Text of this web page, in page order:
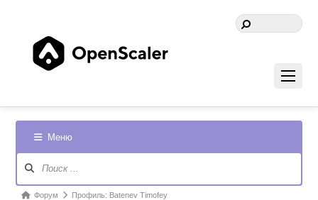
Меню
Форума
ФорумФорум Профиль: Batenev Timofey